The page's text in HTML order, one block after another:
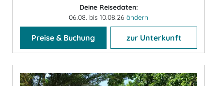
Deine Reisedaten:
06.08. bis 10.08.26 ändern
Preise & Buchung zur Unterkunft